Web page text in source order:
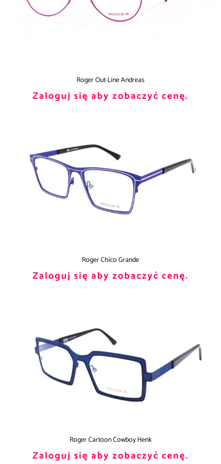
Roger Out-Line Andreas
Zaloguj się aby zobaczyć cenę.
Roger Chico Grande
Zaloguj się aby zobaczyć cenę.
Roger Cartoon Cowboy Henk
Zaloguj się aby zobaczyć cenę.